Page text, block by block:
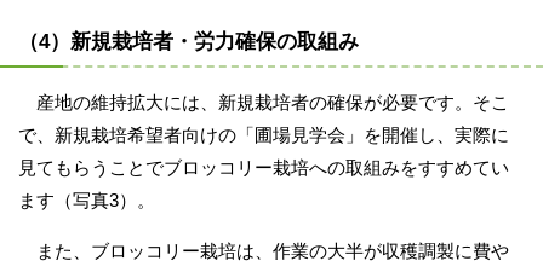
（4）新規栽培者・労力確保の取組み
産地の維持拡大には、新規栽培者の確保が必要です。そこ
で、新規栽培希望者向けの「圃場見学会」を開催し、実際に
見てもらうことでブロッコリー栽培への取組みをすすめてい
ます（写真3）。
また、ブロッコリー栽培は、作業の大半が収穫調製に費や